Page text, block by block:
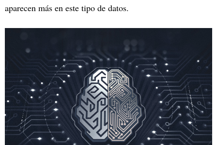
aparecen más en este tipo de datos.